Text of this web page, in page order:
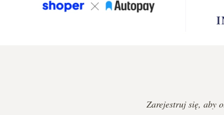
Zarejestruj się, aby